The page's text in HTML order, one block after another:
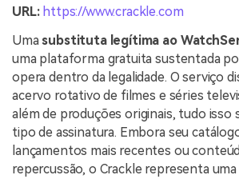
URL: https://www.crackle.com
Uma substituta legítima ao
uma plataforma gratuita sustentada
opera dentro da legalidade. O serviço
acervo rotativo de filmes e séries
além de produções originais, tudo isso
tipo de assinatura. Embora seu
lançamentos mais recentes ou
repercussão, o Crackle representa